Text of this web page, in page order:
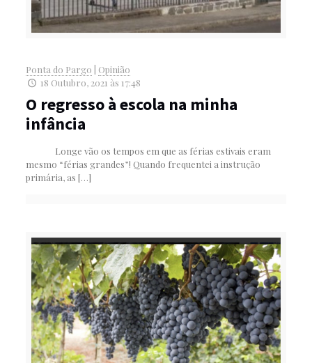
Ponta do Pargo
Opinião
18 Outubro, 2021 às 17:48
O regresso à escola na minha
infância
Longe vão os tempos em que as férias estivais eram
mesmo “férias grandes”! Quando frequentei a instrução
primária, as […]